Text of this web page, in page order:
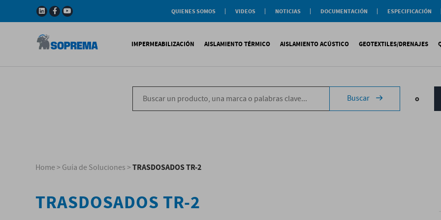
QUIENES SOMOS
VIDEOS
NOTICIAS
DOCUMENTACIÓN
Documentación General
ESPECIFICACIÓN
Certificaciones
IMPERMEABILIZACIÓN
Impermeabilización Bituminosa
Impermeabilización Sintética
Impermeabilización Líquida
AISLAMIENTO TÉRMICO
XPS
Texlosa
PIR
AISLAMIENTO ACÚSTICO
Tecsound®
Texfon
Texsilen
GEOTEXTILES/DRENAJES
Geotextiles
Drenajes
Buscar o
Home>Guía de Soluciones>TRASDOSADOS TR-2
TRASDOSADOS TR-2